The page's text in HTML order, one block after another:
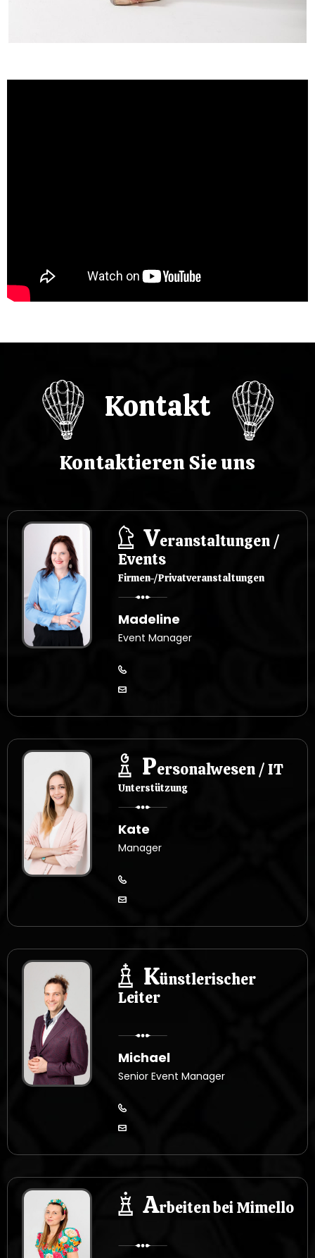
Kontakt
Kontaktieren Sie uns
Veranstaltungen /
Events
Firmen-/Privatveranstaltungen
Madeline
Event Manager
Personalwesen / IT
Unterstützung
Kate
Manager
Künstlerischer
Leiter
Michael
Senior Event Manager
Arbeiten bei Mimello